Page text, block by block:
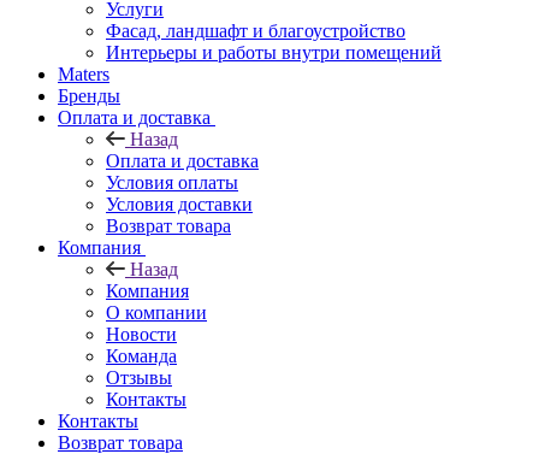
Услуги
Фасад, ландшафт и благоустройство
Интерьеры и работы внутри помещений
Maters
Бренды
Оплата и доставка
Назад
Оплата и доставка
Условия оплаты
Условия доставки
Возврат товара
Компания
Назад
Компания
О компании
Новости
Команда
Отзывы
Контакты
Контакты
Возврат товара